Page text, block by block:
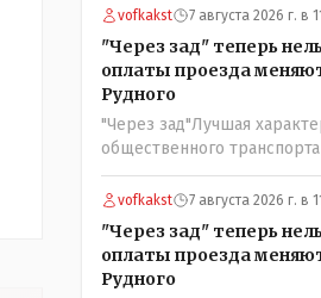
и диктовать условия
бомбордируя ее пока та не
надо" определенному
политика, коллектив
значат. Прискорбно и
vofkakst 7 августа 2026 г. в
"Через зад" теперь
оплаты проезда
Рудного
"Через зад"Лучшая
общественного
vofkakst 7 августа 2026 г. в
"Через зад" теперь
оплаты проезда
Рудного